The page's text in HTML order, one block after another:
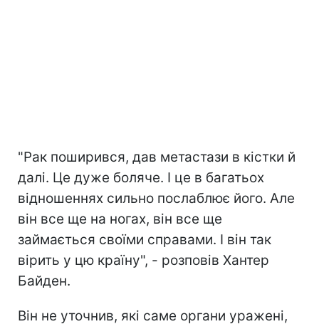
"Рак поширився, дав метастази в кістки й
далі. Це дуже боляче. І це в багатьох
відношеннях сильно послаблює його. Але
він все ще на ногах, він все ще
займається своїми справами. І він так
вірить у цю країну", - розповів Хантер
Байден.
Він не уточнив, які саме органи уражені,